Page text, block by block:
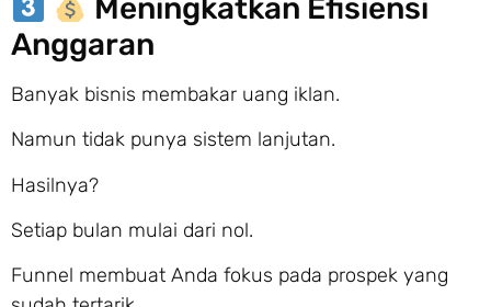
Meningkatkan Efisiensi
Anggaran
Banyak bisnis membakar uang iklan.
Namun tidak punya sistem lanjutan.
Hasilnya?
Setiap bulan mulai dari nol.
Funnel membuat Anda fokus pada prospek yang